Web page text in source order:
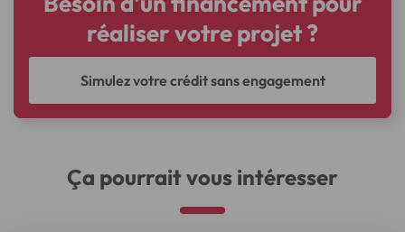
réaliser votre projet ?
Simulez votre crédit sans engagement
Ça pourrait vous intéresser